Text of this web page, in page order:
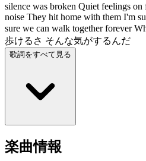
silence was broken Quiet feelings
noise They hit home with them I'm
sure we can walk together forever
歩けるさ そんな気がするんだ
歌詞をすべて見る
楽曲情報